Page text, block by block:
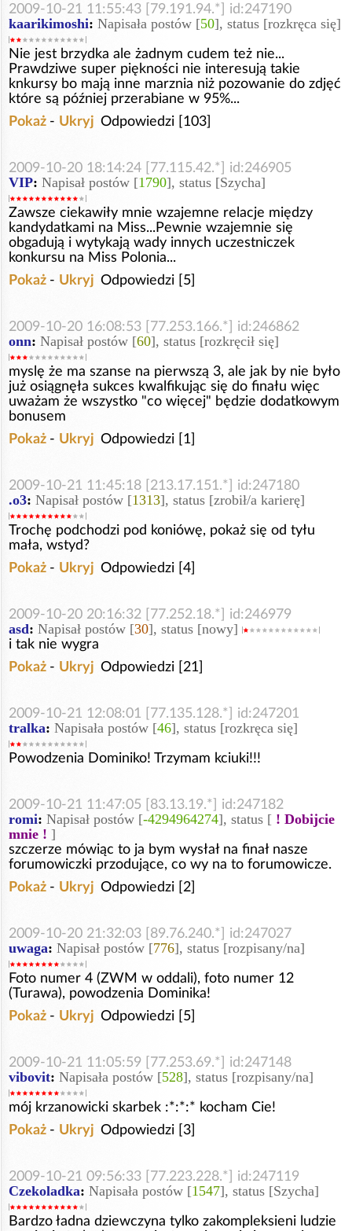
2009-10-21 11:55:43 [79.191.94.*] id:247190
kaarikimoshi: Napisała postów [50], status [rozkręca się]
Nie jest brzydka ale żadnym cudem też nie...
Prawdziwe super piękności nie interesują takie
knkursy bo mają inne marznia niż pozowanie do zdjęć
które są później przerabiane w 95%...
Pokaż - Ukryj Odpowiedzi [103]
2009-10-20 18:14:24 [77.115.42.*] id:246905
VIP: Napisał postów [1790], status [Szycha]
Zawsze ciekawiły mnie wzajemne relacje między
kandydatkami na Miss...Pewnie wzajemnie się
obgadują i wytykają wady innych uczestniczek
konkursu na Miss Polonia...
Pokaż - Ukryj Odpowiedzi [5]
2009-10-20 16:08:53 [77.253.166.*] id:246862
onn: Napisał postów [60], status [rozkręcił się]
myslę że ma szanse na pierwszą 3, ale jak by nie było
już osiągnęła sukces kwalfikując się do finału więc
uważam że wszystko "co więcej" będzie dodatkowym
bonusem
Pokaż - Ukryj Odpowiedzi [1]
2009-10-21 11:45:18 [213.17.151.*] id:247180
.o3: Napisał postów [1313], status [zrobił/a karierę]
Trochę podchodzi pod koniówę, pokaż się od tyłu
mała, wstyd?
Pokaż - Ukryj Odpowiedzi [4]
2009-10-20 20:16:32 [77.252.18.*] id:246979
asd: Napisał postów [30], status [nowy]
i tak nie wygra
Pokaż - Ukryj Odpowiedzi [21]
2009-10-21 12:08:01 [77.135.128.*] id:247201
tralka: Napisała postów [46], status [rozkręca się]
Powodzenia Dominiko! Trzymam kciuki!!!
2009-10-21 11:47:05 [83.13.19.*] id:247182
romi: Napisał postów [-4294964274], status [ ! Dobijcie
mnie ! ]
szczerze mówiąc to ja bym wysłał na finał nasze
forumowiczki przodujące, co wy na to forumowicze.
Pokaż - Ukryj Odpowiedzi [2]
2009-10-20 21:32:03 [89.76.240.*] id:247027
uwaga: Napisał postów [776], status [rozpisany/na]
Foto numer 4 (ZWM w oddali), foto numer 12
(Turawa), powodzenia Dominika!
Pokaż - Ukryj Odpowiedzi [5]
2009-10-21 11:05:59 [77.253.69.*] id:247148
vibovit: Napisała postów [528], status [rozpisany/na]
mój krzanowicki skarbek :*:*:* kocham Cie!
Pokaż - Ukryj Odpowiedzi [3]
2009-10-21 09:56:33 [77.223.228.*] id:247119
Czekoladka: Napisała postów [1547], status [Szycha]
Bardzo ładna dziewczyna tylko zakompleksieni ludzie